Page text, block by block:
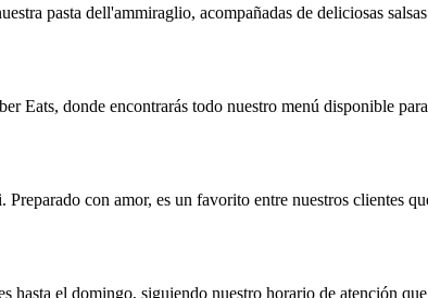
pasta dell'ammiraglio, acompañadas de deliciosas
Eats, donde encontrarás todo nuestro menú disponible
con amor, es un favorito entre nuestros clientes
hasta el domingo, siguiendo nuestro horario de atención